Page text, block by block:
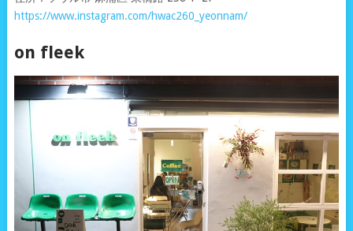
https://www.instagram.com/hwac260_yeonnam/
on fleek